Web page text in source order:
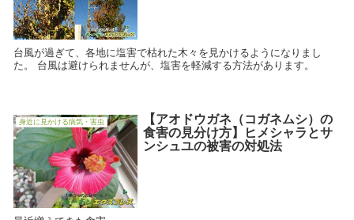
台風が過ぎて、各地に塩害で枯れた木々を見かけるようになりまし
た。 台風は避けられませんが、塩害を軽減する方法があります。
身近に見かける病気・害虫
【アオドウガネ（コガネムシ）の
食害の見分け方】ヒメシャラとサ
ンシュユの被害の対処法